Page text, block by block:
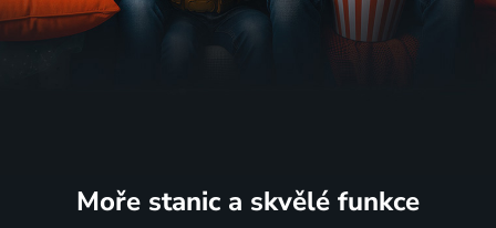
Moře stanic a skvělé funkce